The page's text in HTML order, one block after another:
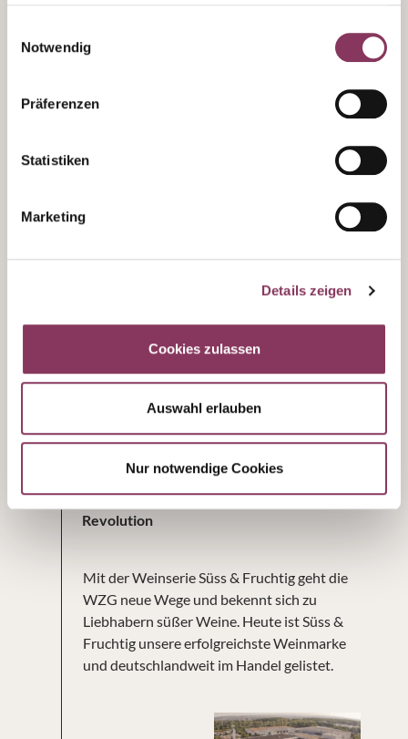
Notwendig
Präferenzen
Statistiken
Marketing
Details zeigen
Cookies zulassen
Auswahl erlauben
Nur notwendige Cookies
Die Schatzkammer -
lagern Weine aus den besten Lagen und
1970 zurück reichen. Regelmäßig werden
diese Schätze von unseren Mitarbeitenden
eine edelsüße Rarität, in unserer
2009
Die Süss & Fruchtig
Revolution
Mit der Weinserie Süss & Fruchtig geht die
WZG neue Wege und bekennt sich zu
Liebhabern süßer Weine. Heute ist Süss &
Fruchtig unsere erfolgreichste Weinmarke
und deutschlandweit im Handel gelistet.